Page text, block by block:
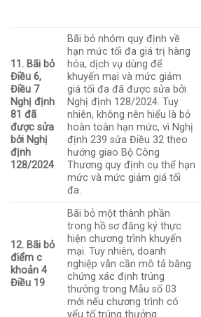
11. Bãi bỏ
Điều 6,
Điều 7
Nghị định
81 đã
được sửa
bởi Nghị
định
128/2024
Bãi bỏ nhóm quy định về
hạn mức tối đa giá trị hàng
hóa, dịch vụ dùng để
khuyến mại và mức giảm
giá tối đa đã được sửa bởi
Nghị định 128/2024. Tuy
nhiên, không nên hiểu là bỏ
hoàn toàn hạn mức, vì Nghị
định 239 sửa Điều 32 theo
hướng giao Bộ Công
Thương quy định cụ thể hạn
mức và mức giảm giá tối
đa.
12. Bãi bỏ
điểm c
khoản 4
Điều 19
Bãi bỏ một thành phần
trong hồ sơ đăng ký thực
hiện chương trình khuyến
mại. Tuy nhiên, doanh
nghiệp vẫn cần mô tả bằng
chứng xác định trúng
thưởng trong Mẫu số 03
mới nếu chương trình có
yếu tố trúng thưởng.